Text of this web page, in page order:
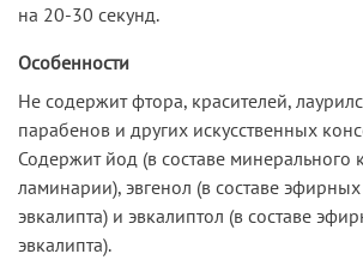
на 20-30 секунд.
Особенности
Не содержит фтора, красителей,
парабенов и других искусственных
Содержит йод (в составе минерального
ламинарии), эвгенол (в составе
эвкалипта) и эвкалиптол (в составе
эвкалипта).